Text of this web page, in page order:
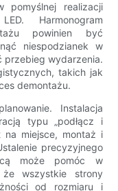
pomyślnej realizacji
Harmonogram
powinien być
niespodzianek w
przebieg wydarzenia.
takich jak
demontażu.
Instalacja
typu „podłącz i
na miejsce, montaż i
precyzyjnego
może pomóc w
że wszystkie strony
od rozmiaru i